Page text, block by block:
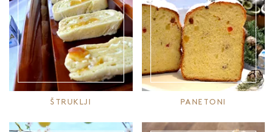
ŠTRUKLJI PANETONI